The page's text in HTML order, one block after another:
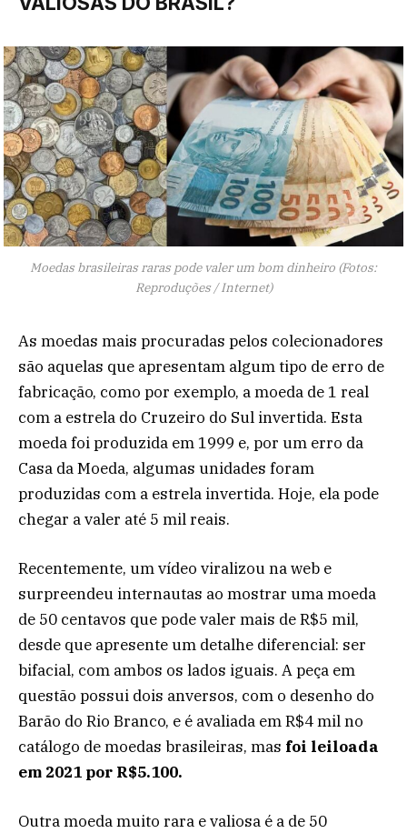
Moedas brasileiras raras pode valer um bom dinheiro (Fotos:
Reproduções / Internet)
As moedas mais procuradas pelos colecionadores
são aquelas que apresentam algum tipo de erro de
fabricação, como por exemplo, a moeda de 1 real
com a estrela do Cruzeiro do Sul invertida. Esta
moeda foi produzida em 1999 e, por um erro da
Casa da Moeda, algumas unidades foram
produzidas com a estrela invertida. Hoje, ela pode
chegar a valer até 5 mil reais.
Recentemente, um vídeo viralizou na web e
surpreendeu internautas ao mostrar uma moeda
de 50 centavos que pode valer mais de R$5 mil,
desde que apresente um detalhe diferencial: ser
bifacial, com ambos os lados iguais. A peça em
questão possui dois anversos, com o desenho do
Barão do Rio Branco, e é avaliada em R$4 mil no
catálogo de moedas brasileiras, mas foi leiloada
em 2021 por R$5.100.
Outra moeda muito rara e valiosa é a de 50